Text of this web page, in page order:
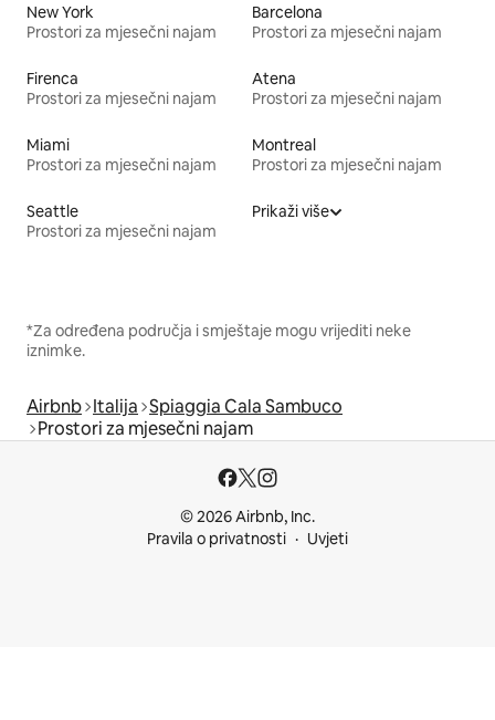
New York
Prostori za mjesečni najam
Barcelona
Prostori za mjesečni najam
Firenca
Prostori za mjesečni najam
Atena
Prostori za mjesečni najam
Miami
Prostori za mjesečni najam
Montreal
Prostori za mjesečni najam
Seattle
Prostori za mjesečni najam
Prikaži više
*Za određena područja i smještaje mogu vrijediti neke
iznimke.
Airbnb Italija Spiaggia Cala Sambuco
Prostori za mjesečni najam
© 2026 Airbnb, Inc.
Pravila o privatnosti
Uvjeti